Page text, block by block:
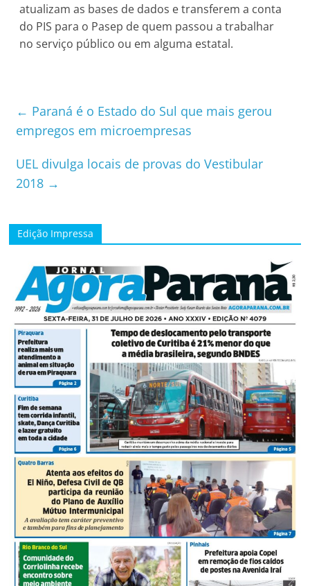
atualizam as bases de dados e transferem a conta
do PIS para o Pasep de quem passou a trabalhar
no serviço público ou em alguma estatal.
← Paraná é o Estado do Sul que mais gerou
empregos em microempresas
UEL divulga locais de provas do Vestibular
2018 →
Edição Impressa